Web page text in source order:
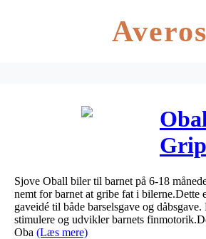
Averos
(3-
Sjove Oball biler til barnet på 6-18
nemt for barnet at gribe fat i bilerne.Dette
gaveidé til både barselsgave og
stimulere og udvikler barnets
Oba (Læs mere)